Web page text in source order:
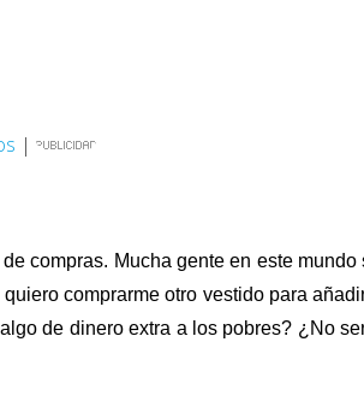
|
compras. Mucha gente en este mundo
comprarme otro vestido para
de dinero extra a los pobres? ¿No